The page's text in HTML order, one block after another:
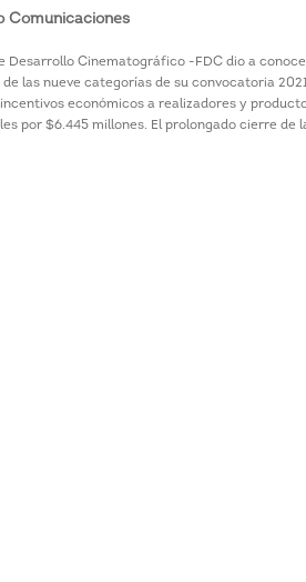
Comunicaciones
Desarrollo Cinematográfico -FDC dio a
las nueve categorías de su convocatoria
económicos a realizadores y
por $6.445 millones. El prolongado cierre de